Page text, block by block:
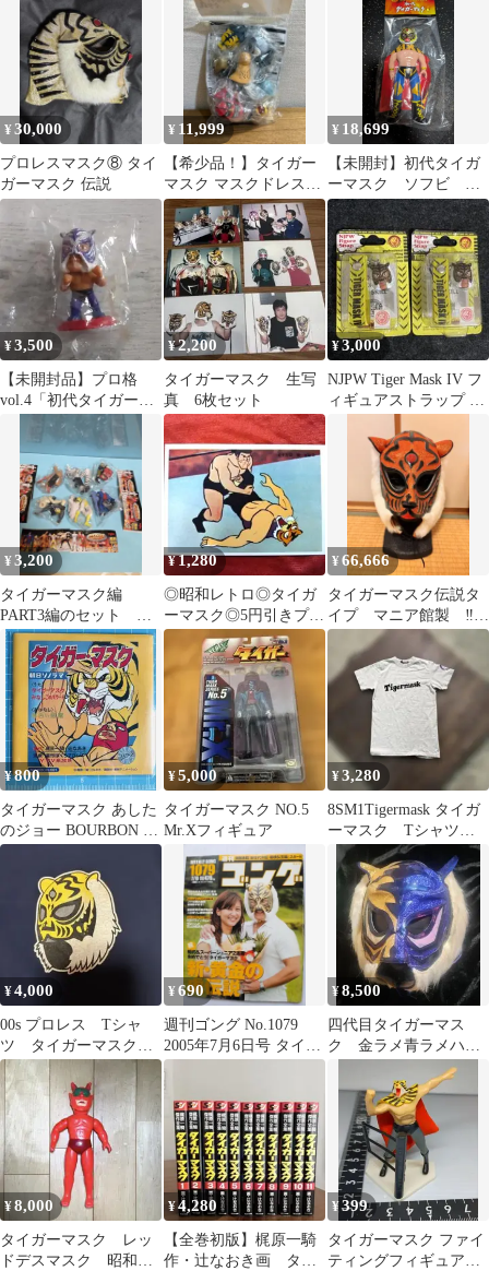
¥30,000
プロレスマスク⑧ タイ
ガーマスク 伝説
¥ 11,999
【希少品！】タイガー
マスク マスクドレスラ
ーコレクション 全8種
コンプ
¥ 18,699
【未開封】初代タイガ
ーマスク ソフビ 面
取れ メディコム・ト
イ（初期ゴールド版）
¥3,500
【未開封品】プロ格
vol.4「初代タイガーマ
スク（D）／スーパー
タイガー」
¥2,200
タイガーマスク 生写
真 6枚セット
¥3,000
NJPW Tiger Mask IV フ
ィギュアストラップ 2
¥3,200
タイガーマスク編
PART3編のセット 未
開封
¥1,280
◎昭和レトロ◎タイガ
ーマスク◎5円引きプロ
マイド
¥66,666
タイガーマスク伝説タ
イプ マニア館製 ‼️発
送は来週木曜日から土
曜日‼️
¥800
タイガーマスク あした
のジョー BOURBON 2
枚セット
¥5,000
タイガーマスク NO.5
Mr.Xフィギュア
¥3,280
8SM1Tigermask タイガ
ーマスク Tシャツ
グレー S 古着
¥4,000
00s プロレス Tシャ
ツ タイガーマスク S
サイズ
¥690
週刊ゴング No.1079
2005年7月6日号 タイガ
ーマスク
¥8,500
四代目タイガーマス
ク 金ラメ青ラメハー
¥8,000
タイガーマスク レッ
ドデスマスク 昭和
¥4,280
【全巻初版】梶原一騎
作・辻なおき画 タイ
¥399
タイガーマスク ファイ
ティングフィギュアコ